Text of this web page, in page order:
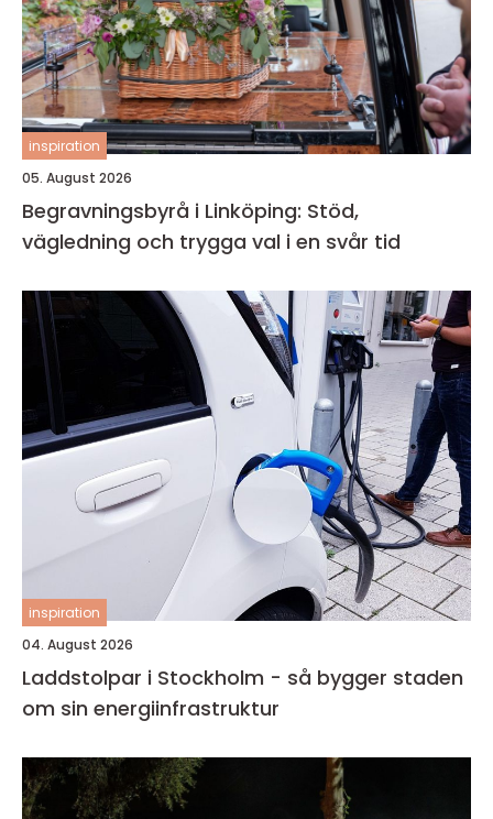
inspiration
05. August 2026
Begravningsbyrå i Linköping: Stöd,
vägledning och trygga val i en svår tid
inspiration
04. August 2026
Laddstolpar i Stockholm - så bygger staden
om sin energiinfrastruktur